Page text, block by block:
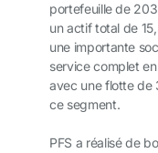
portefeuille de
un actif total de
une importante
service complet
avec une flotte de
ce segment.
PFS a réalisé de